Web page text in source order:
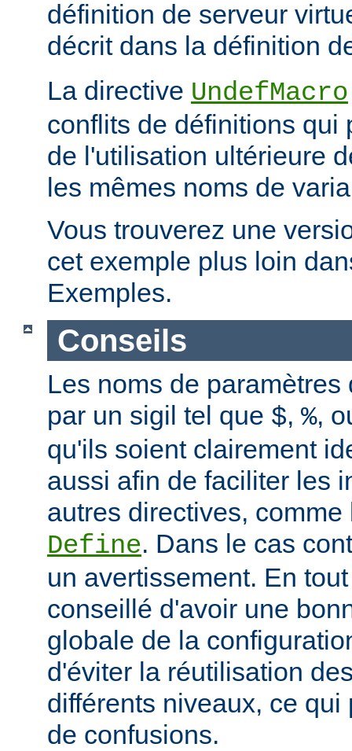
définition de serveur
décrit dans la définition
La directive UndefMacro
conflits de définitions qui
de l'utilisation ultérieure
les mêmes noms de
Vous trouverez une
cet exemple plus loin
Exemples.
Conseils
Les noms de
par un sigil tel que $, %,
qu'ils soient clairement
aussi afin de faciliter les
autres directives,
Define. Dans le cas
un avertissement. En
conseillé d'avoir une
globale de la
d'éviter la réutilisation
différents niveaux, ce
de confusions.